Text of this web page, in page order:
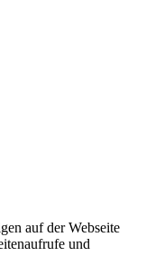
auf der Webseite
und